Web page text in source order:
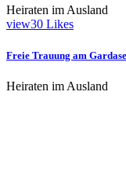
Heiraten im Ausland
view30 Likes
Freie Trauung am
Heiraten im Ausland